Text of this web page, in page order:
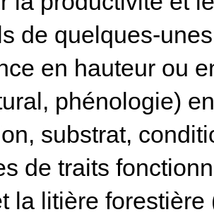
de quelques-
en hauteur ou
phénologie)
substrat,
de traits
la litière